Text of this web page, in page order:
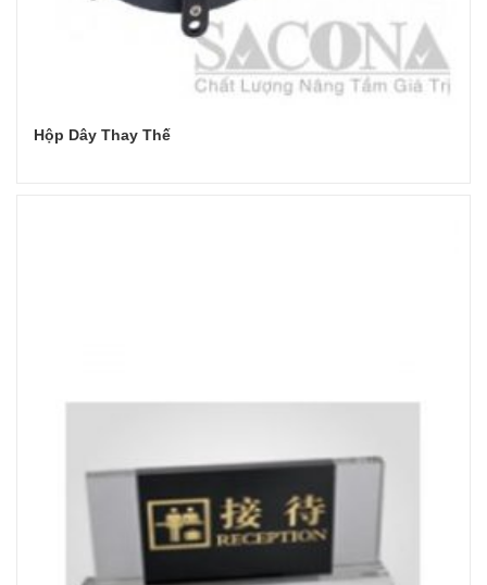
Hộp Dây Thay Thế